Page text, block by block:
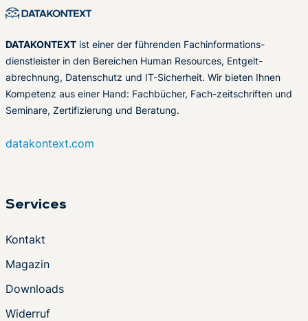
DATAKONTEXT ist einer der führenden Fachinformations-
dienstleister in den Bereichen Human Resources, Entgelt-
abrechnung, Datenschutz und IT-Sicherheit. Wir bieten Ihnen
Kompetenz aus einer Hand: Fachbücher, Fach-zeitschriften und
Seminare, Zertifizierung und Beratung.
datakontext.com
Services
Kontakt
Magazin
Downloads
Widerruf